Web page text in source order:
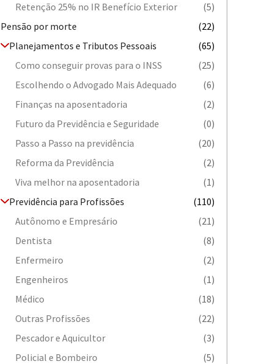
Retenção 25% no IR Benefício Exterior
(5)
Pensão por morte
(22)
Planejamentos e Tributos Pessoais
(65)
Como conseguir provas para o INSS
(25)
Escolhendo o Advogado Mais Adequado
(6)
Finanças na aposentadoria
(2)
Futuro da Previdência e Seguridade
(0)
Passo a Passo na previdência
(20)
Reforma da Previdência
(2)
Viva melhor na aposentadoria
(1)
Previdência para Profissões
(110)
Autônomo e Empresário
(21)
Dentista
(8)
Enfermeiro
(2)
Engenheiros
(1)
Médico
(18)
Outras Profissões
(22)
Pescador e Aquicultor
(3)
Policial e Bombeiro
(5)